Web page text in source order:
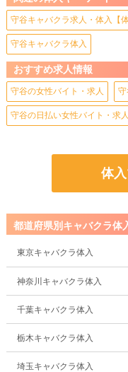
守谷キャバクラ求人・体入【
守谷キャバクラ体入
おすすめ求人情報
守谷の女性バイト・求人 守
守谷の日払い女性バイト・求人
体
都道府県別キャバクラ体
東京キャバクラ体入
神奈川キャバクラ体入
千葉キャバクラ体入
栃木キャバクラ体入
埼玉キャバクラ体入